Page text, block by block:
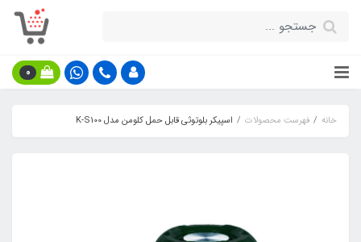
0
خانه فهرست محصولات اسپیکر بلوتوثی قابل حمل کلومن مدل K-S100